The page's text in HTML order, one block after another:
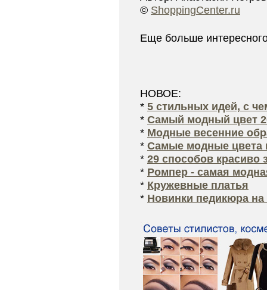
© ShoppingCenter.ru
Еще больше
НОВОЕ:
* 5 стильных идей, с
* Самый модный цвет
* Модные весенние
* Самые модные цвета
* 29 способов красиво
* Ромпер - самая
* Кружевные платья
* Новинки педикюра